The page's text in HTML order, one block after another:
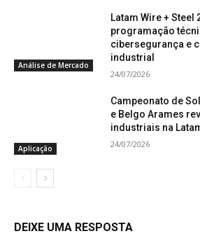
Análise de Mercado
Latam Wire + Steel
programação
cibersegurança e
industrial
24/07/2026
Aplicação
Campeonato de
e Belgo Arames
industriais na
24/07/2026
DEIXE UMA RESPOSTA